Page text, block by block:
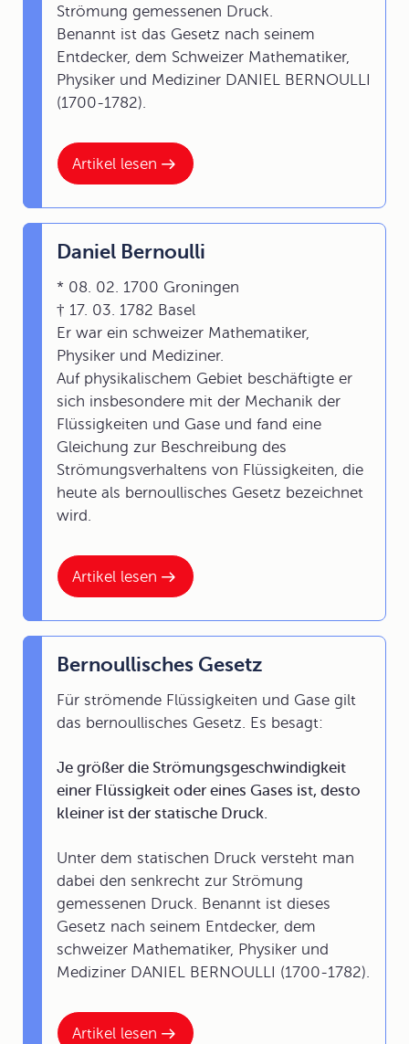
Artikel lesen
Strömung gemessenen Druck.
Benannt ist das Gesetz nach seinem
Entdecker, dem Schweizer Mathematiker,
Physiker und Mediziner DANIEL BERNOULLI
(1700-1782).
Artikel lesen
Daniel Bernoulli
* 08. 02. 1700 Groningen
† 17. 03. 1782 Basel
Er war ein schweizer Mathematiker,
Physiker und Mediziner.
Auf physikalischem Gebiet beschäftigte er
sich insbesondere mit der Mechanik der
Flüssigkeiten und Gase und fand eine
Gleichung zur Beschreibung des
Strömungsverhaltens von Flüssigkeiten, die
heute als bernoullisches Gesetz bezeichnet
wird.
Artikel lesen
Bernoullisches Gesetz
Für strömende Flüssigkeiten und Gase gilt
das bernoullisches Gesetz. Es besagt:
Je größer die Strömungsgeschwindigkeit
einer Flüssigkeit oder eines Gases ist, desto
kleiner ist der statische Druck.
Unter dem statischen Druck versteht man
dabei den senkrecht zur Strömung
gemessenen Druck. Benannt ist dieses
Gesetz nach seinem Entdecker, dem
schweizer Mathematiker, Physiker und
Mediziner DANIEL BERNOULLI (1700-1782).